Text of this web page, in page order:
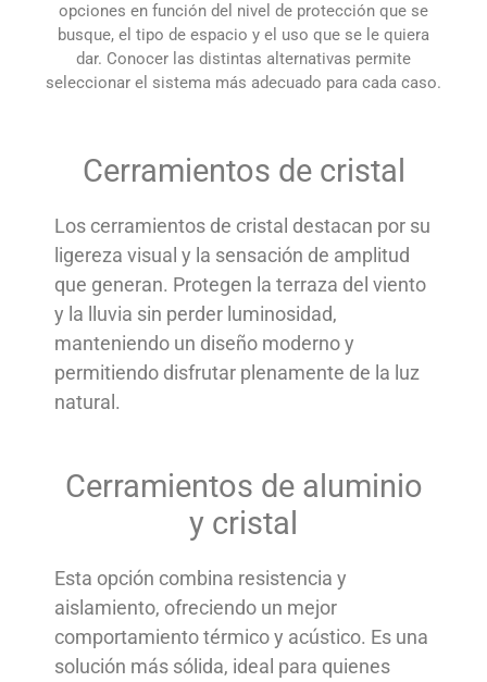
opciones en función del nivel de protección que se
busque, el tipo de espacio y el uso que se le quiera
dar. Conocer las distintas alternativas permite
seleccionar el sistema más adecuado para cada caso.
Cerramientos de cristal
Los cerramientos de cristal destacan por su
ligereza visual y la sensación de amplitud
que generan. Protegen la terraza del viento
y la lluvia sin perder luminosidad,
manteniendo un diseño moderno y
permitiendo disfrutar plenamente de la luz
natural.
Cerramientos de aluminio
y cristal
Esta opción combina resistencia y
aislamiento, ofreciendo un mejor
comportamiento térmico y acústico. Es una
solución más sólida, ideal para quienes